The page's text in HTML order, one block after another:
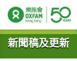
開始主要內容
新聞稿及更新